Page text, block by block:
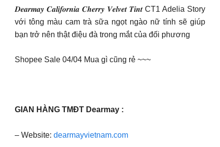
𝑫𝒆𝒂𝒓𝒎𝒂𝒚 𝑪𝒂𝒍𝒊𝒇𝒐𝒓𝒏𝒊𝒂 𝑪𝒉𝒆𝒓𝒓𝒚 𝑽𝒆𝒍𝒗𝒆𝒕 𝑻𝒊𝒏𝒕 CT1 Adelia Story
với tông màu cam trà sữa ngọt ngào nữ tính sẽ giúp
bạn trở nên thật điệu đà trong mắt của đối phương
Shopee Sale 04/04 Mua gì cũng rẻ ~~~
GIAN HÀNG TMĐT Dearmay :
– Website: dearmayvietnam.com